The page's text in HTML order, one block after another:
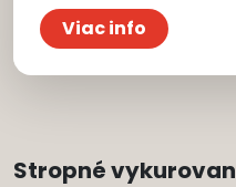
Viac info
Stropné